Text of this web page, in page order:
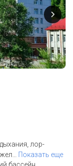
лор-
Показать еще
бассейн